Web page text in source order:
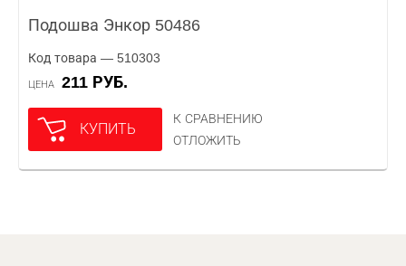
Подошва Энкор 50486
Код товара — 510303
ЦЕНА 211 РУБ.
КУПИТЬ
К СРАВНЕНИЮ
ОТЛОЖИТЬ